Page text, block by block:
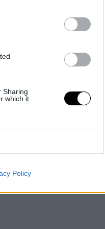
Sharing
which it
Policy